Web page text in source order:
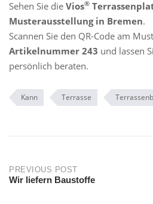
Sehen Sie die Vios®
Musterausstellung in Bremen.
Scannen Sie den QR-Code am
Artikelnummer 243 und lassen
persönlich beraten.
Kann Terrasse
Post
PREVIOUS POST
Wir liefern Baustoffe